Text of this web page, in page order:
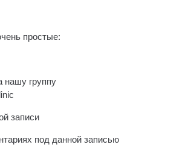
простые:
нашу группу
записи
под данной записью